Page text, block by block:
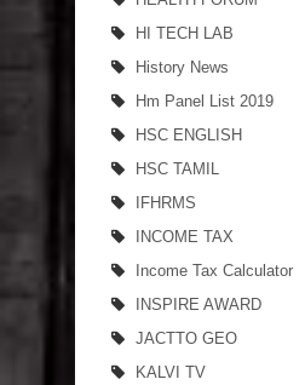
HI TECH LAB
History News
Hm Panel List 2019
HSC ENGLISH
HSC TAMIL
IFHRMS
INCOME TAX
Income Tax Calculator
INSPIRE AWARD
JACTTO GEO
KALVI TV